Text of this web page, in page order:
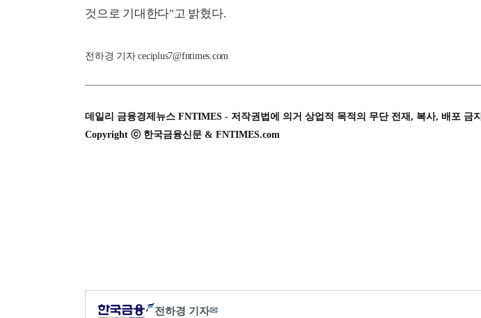
것으로 기대한다"고 밝혔다.
전하경 기자 ceciplus7@fntimes.com
데일리 금융경제뉴스 FNTIMES - 저작권법에 의거 상업적 목적의 무단 전재, 복사, 배포 금지
Copyright ⓒ 한국금융신문 & FNTIMES.com
전하경 기자✉